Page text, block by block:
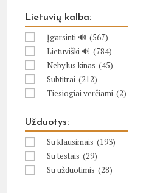
Lietuvių kalba:
Įgarsinti 🔊 (567)
Lietuviški 🔊 (784)
Nebylus kinas (45)
Subtitrai (212)
Tiesiogiai verčiami (2)
Užduotys:
Su klausimais (193)
Su testais (29)
Su užduotimis (28)